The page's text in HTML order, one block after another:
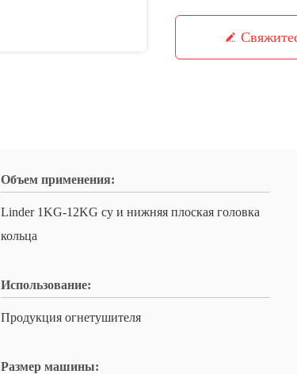
Объем применения:
Linder 1KG-12KG cy и нижняя плоская головка
кольца
Использование:
Продукция огнетушителя
Размер машины: